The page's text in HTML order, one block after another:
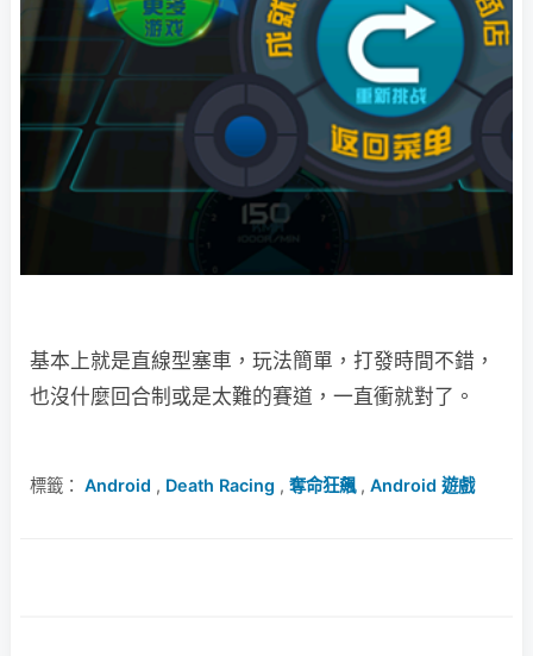
基本上就是直線型塞車，玩法簡單，打發時間不錯，
也沒什麼回合制或是太難的賽道，一直衝就對了。
標籤： Android , Death Racing , 奪命狂飆, Android 遊戲